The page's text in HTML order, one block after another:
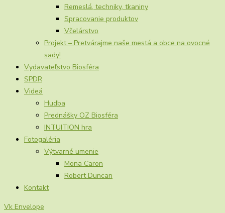
Remeslá, techniky, tkaniny
Spracovanie produktov
Včelárstvo
Projekt – Pretvárajme naše mestá a obce na ovocné
sady!
Vydavateľstvo Biosféra
SPDR
Videá
Hudba
Prednášky OZ Biosféra
INTUITION hra
Fotogaléria
Výtvarné umenie
Mona Caron
Robert Duncan
Kontakt
Vk Envelope